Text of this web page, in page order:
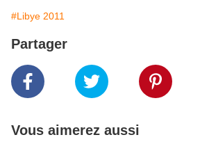
#Libye 2011
Partager
Vous aimerez aussi